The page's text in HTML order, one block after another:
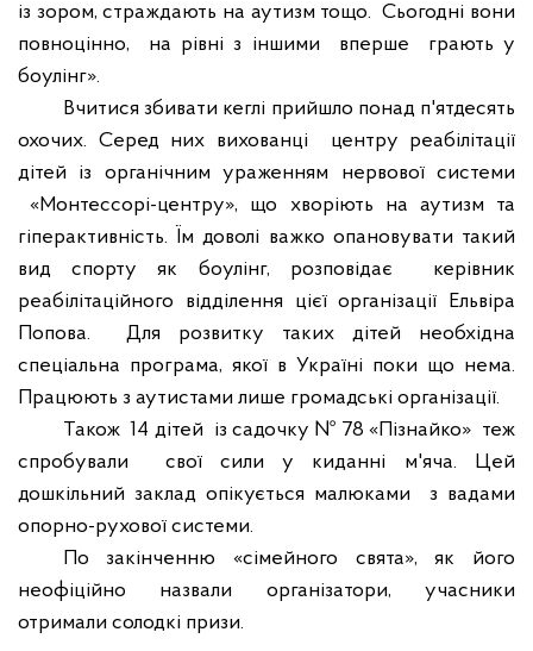
із зором, страждають на аутизм тощо. Сьогодні вони
повноцінно, на рівні з іншими вперше грають у
боулінг».
Вчитися збивати кеглі прийшло понад п'ятдесять
охочих. Серед них вихованці центру реабілітації
дітей із органічним ураженням нервової системи
«Монтессорі-центру», що хворіють на аутизм та
гіперактивність. Їм доволі важко опановувати такий
вид спорту як боулінг, розповідає керівник
реабілітаційного відділення цієї організації Ельвіра
Попова. Для розвитку таких дітей необхідна
спеціальна програма, якої в Україні поки що нема.
Працюють з аутистами лише громадські організації.
Також 14 дітей із садочку № 78 «Пізнайко» теж
спробували свої сили у киданні м'яча. Цей
дошкільний заклад опікується малюками з вадами
опорно-рухової системи.
По закінченню «сімейного свята», як його
неофіційно назвали організатори, учасники
отримали солодкі призи.